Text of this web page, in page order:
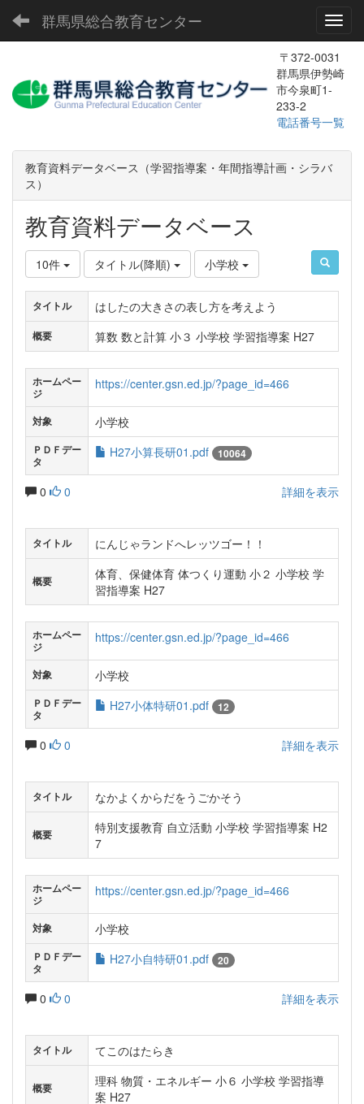
群馬県総合教育センター
〒372-0031
群馬県伊勢崎
市今泉町1-
233-2
電話番号一覧
教育資料データベース（学習指導案・年間指導計画・シラバ
ス）
教育資料データベース
10件 タイトル(降順) 小学校
タイトル はしたの大きさの表し方を考えよう
概要 算数 数と計算 小３ 小学校 学習指導案 H27
ホームペー
ジ
https://center.gsn.ed.jp/?page_id=466
対象 小学校
ＰＤＦデー
タ
H27小算長研01.pdf 10064
0 0 詳細を表示
タイトル にんじゃランドへレッツゴー！！
概要
体育、保健体育 体つくり運動 小２ 小学校 学
習指導案 H27
ホームペー
ジ
https://center.gsn.ed.jp/?page_id=466
対象 小学校
ＰＤＦデー
タ
H27小体特研01.pdf 12
0 0 詳細を表示
タイトル なかよくからだをうごかそう
概要
特別支援教育 自立活動 小学校 学習指導案 H2
7
ホームペー
ジ
https://center.gsn.ed.jp/?page_id=466
対象 小学校
ＰＤＦデー
タ
H27小自特研01.pdf 20
0 0 詳細を表示
タイトル てこのはたらき
概要
理科 物質・エネルギー 小６ 小学校 学習指導
案 H27